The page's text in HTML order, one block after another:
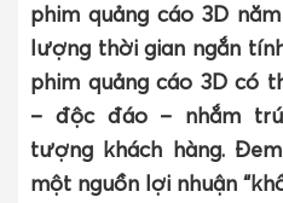
phim quảng cáo 3D
lượng thời gian ngắn
phim quảng cáo 3D có
– độc đáo – nhắm
tượng khách hàng.
một nguồn lợi nhuận